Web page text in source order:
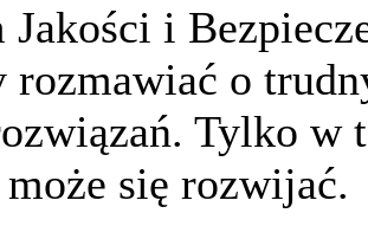
Jakości i
rozmawiać o
Tylko w
się rozwijać.